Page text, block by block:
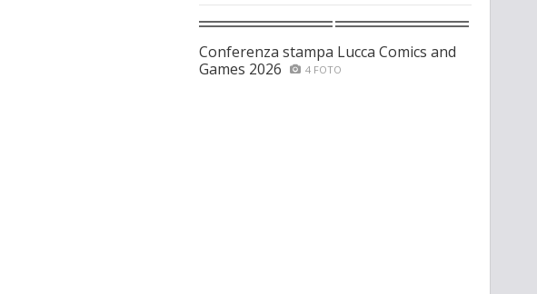
Conferenza stampa Lucca Comics and
Games 2026
4 FOTO